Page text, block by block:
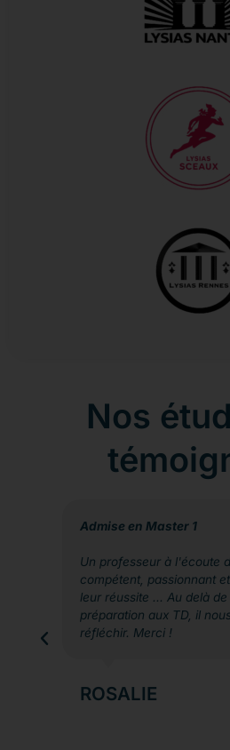
Nos
Admise en Master 1
Un professeur à l'écoute
compétent, passionnant
leur réussite ... Au delà de
préparation aux TD, il
réfléchir. Merci !
ROSALIE